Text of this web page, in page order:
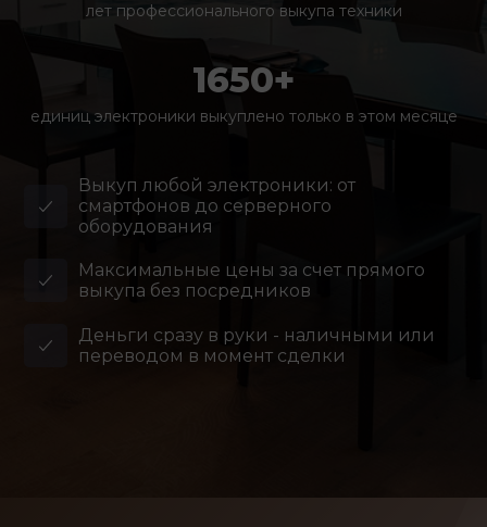
лет профессионального выкупа техники
1650+
единиц электроники выкуплено только в этом месяце
Выкуп любой электроники: от
смартфонов до серверного
оборудования
Максимальные цены за счет прямого
выкупа без посредников
Деньги сразу в руки - наличными или
переводом в момент сделки